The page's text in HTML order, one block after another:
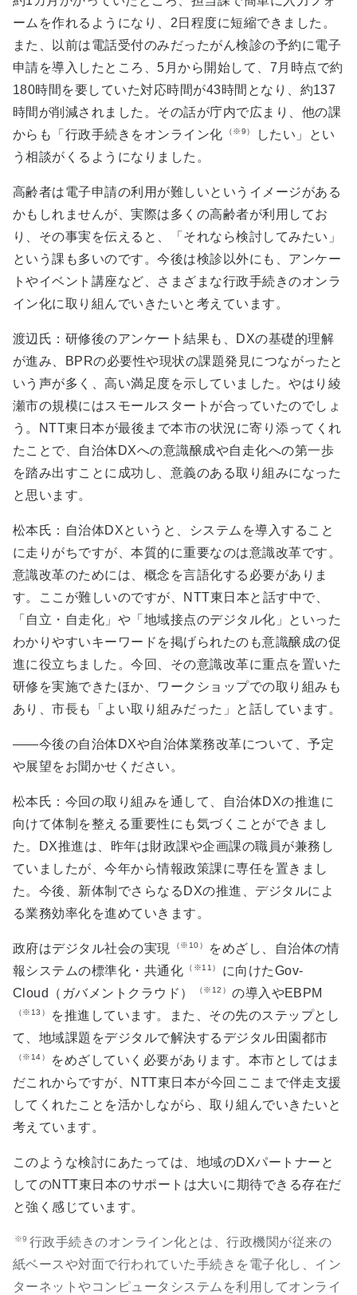
ームを作れるようになり、2日程度に短縮できました。
また、以前は電話受付のみだったがん検診の予約に電子
申請を導入したところ、5月から開始して、7月時点で約
180時間を要していた対応時間が43時間となり、約137
時間が削減されました。その話が庁内で広まり、他の課
からも「行政手続きをオンライン化
（※9）
したい」とい
う相談がくるようになりました。
高齢者は電子申請の利用が難しいというイメージがある
かもしれませんが、実際は多くの高齢者が利用してお
り、その事実を伝えると、「それなら検討してみたい」
という課も多いのです。今後は検診以外にも、アンケー
トやイベント講座など、さまざまな行政手続きのオンラ
イン化に取り組んでいきたいと考えています。
渡辺氏：研修後のアンケート結果も、DXの基礎的理解
が進み、BPRの必要性や現状の課題発見につながったと
いう声が多く、高い満足度を示していました。やはり綾
瀬市の規模にはスモールスタートが合っていたのでしょ
う。NTT東日本が最後まで本市の状況に寄り添ってくれ
たことで、自治体DXへの意識醸成や自走化への第一歩
を踏み出すことに成功し、意義のある取り組みになった
と思います。
松本氏：自治体DXというと、システムを導入すること
に走りがちですが、本質的に重要なのは意識改革です。
意識改革のためには、概念を言語化する必要がありま
す。ここが難しいのですが、NTT東日本と話す中で、
「自立・自走化」や「地域接点のデジタル化」といった
わかりやすいキーワードを掲げられたのも意識醸成の促
進に役立ちました。今回、その意識改革に重点を置いた
研修を実施できたほか、ワークショップでの取り組みも
あり、市長も「よい取り組みだった」と話しています。
――今後の自治体DXや自治体業務改革について、予定
や展望をお聞かせください。
松本氏：今回の取り組みを通して、自治体DXの推進に
向けて体制を整える重要性にも気づくことができまし
た。DX推進は、昨年は財政課や企画課の職員が兼務し
ていましたが、今年から情報政策課に専任を置きまし
た。今後、新体制でさらなるDXの推進、デジタルによ
る業務効率化を進めていきます。
政府はデジタル社会の実現 （※10）
をめざし、自治体の情
報システムの標準化・共通化
（※11）
に向けたGov-
Cloud（ガバメントクラウド）
（※12） の導入やEBPM
（※13）
を推進しています。また、その先のステップとし
て、地域課題をデジタルで解決するデジタル田園都市
（※14）
をめざしていく必要があります。本市としてはま
だこれからですが、NTT東日本が今回ここまで伴走支援
してくれたことを活かしながら、取り組んでいきたいと
考えています。
このような検討にあたっては、地域のDXパートナーと
してのNTT東日本のサポートは大いに期待できる存在だ
と強く感じています。
※9 行政手続きのオンライン化とは、行政機関が従来の
紙ベースや対面で行われていた手続きを電子化し、イン
ターネットやコンピュータシステムを利用してオンライ